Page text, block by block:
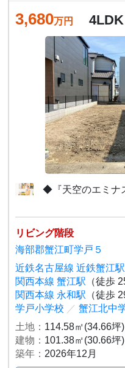
3,680万円 4LDK
◆『天空のエミナ
リビング階段
海部郡蟹江町学戸５
近鉄名古屋線 近鉄蟹江駅
関西本線 蟹江駅 （徒歩
関西本線 永和駅 （徒歩
学戸小学校 ／ 蟹江北中
土地： 114.58㎡(34.66坪)
建物： 101.38㎡(30.66坪)
築年： 2026年12月